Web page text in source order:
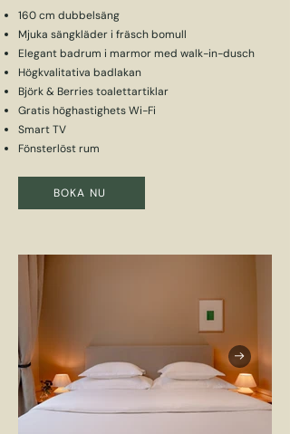
160 cm dubbelsäng
Mjuka sängkläder i fräsch bomull
Elegant badrum i marmor med walk-in-dusch
Högkvalitativa badlakan
Björk & Berries toalettartiklar
Gratis höghastighets Wi-Fi
Smart TV
Fönsterlöst rum
BOKA NU